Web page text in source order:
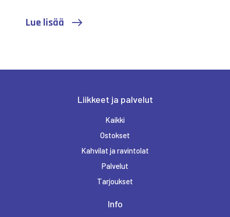
Lue lisää
Liikkeet ja palvelut
Kaikki
Ostokset
Kahvilat ja ravintolat
Palvelut
Tarjoukset
Info